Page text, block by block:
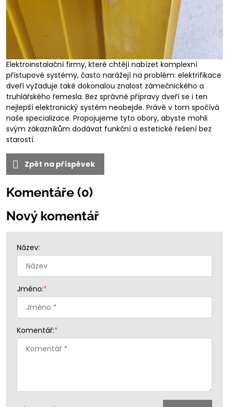
Elektroinstalační firmy, které chtějí nabízet komplexní
přístupové systémy, často narážejí na problém: elektrifikace
dveří vyžaduje také dokonalou znalost zámečnického a
truhlářského řemesla. Bez správné přípravy dveří se i ten
nejlepší elektronický systém neobejde. Právě v tom spočívá
naše specializace. Propojujeme tyto obory, abyste mohli
svým zákazníkům dodávat funkční a estetické řešení bez
starostí.
Zpět na příspěvek
Komentáře (0)
Nový komentář
Název:
Jméno:*
Komentář:*